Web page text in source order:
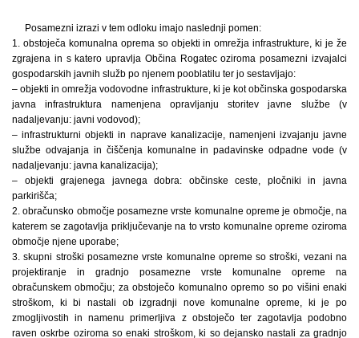
Posamezni izrazi v tem odloku imajo naslednji pomen:
1. obstoječa komunalna oprema so objekti in omrežja infrastrukture, ki je že
zgrajena in s katero upravlja Občina Rogatec oziroma posamezni izvajalci
gospodarskih javnih služb po njenem pooblatilu ter jo sestavljajo:
– objekti in omrežja vodovodne infrastrukture, ki je kot občinska gospodarska
javna infrastruktura namenjena opravljanju storitev javne službe (v
nadaljevanju: javni vodovod);
– infrastrukturni objekti in naprave kanalizacije, namenjeni izvajanju javne
službe odvajanja in čiščenja komunalne in padavinske odpadne vode (v
nadaljevanju: javna kanalizacija);
– objekti grajenega javnega dobra: občinske ceste, pločniki in javna
parkirišča;
2. obračunsko območje posamezne vrste komunalne opreme je območje, na
katerem se zagotavlja priključevanje na to vrsto komunalne opreme oziroma
območje njene uporabe;
3. skupni stroški posamezne vrste komunalne opreme so stroški, vezani na
projektiranje in gradnjo posamezne vrste komunalne opreme na
obračunskem območju; za obstoječo komunalno opremo so po višini enaki
stroškom, ki bi nastali ob izgradnji nove komunalne opreme, ki je po
zmogljivostih in namenu primerljiva z obstoječo ter zagotavlja podobno
raven oskrbe oziroma so enaki stroškom, ki so dejansko nastali za gradnjo